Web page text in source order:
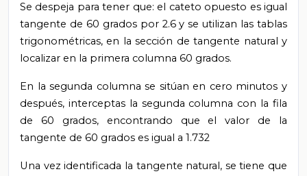
Se despeja para tener que: el cateto opuesto es igual
tangente de 60 grados por 2.6 y se utilizan las tablas
trigonométricas, en la sección de tangente natural y
localizar en la primera columna 60 grados.
En la segunda columna se sitúan en cero minutos y
después, interceptas la segunda columna con la fila
de 60 grados, encontrando que el valor de la
tangente de 60 grados es igual a 1.732
Una vez identificada la tangente natural, se tiene que